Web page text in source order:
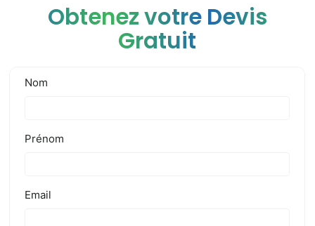
Obtenez votre Devis
Gratuit